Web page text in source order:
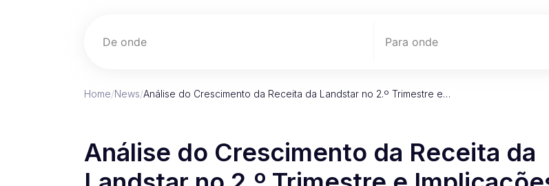
De onde Para onde
Home/News/Análise do Crescimento da Receita da Landstar no 2.º Trimestre e…
Análise do Crescimento da Receita da